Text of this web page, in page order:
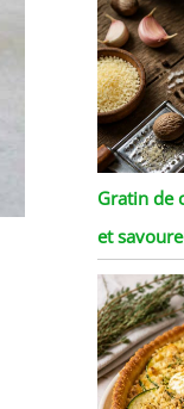
Gratin de
et